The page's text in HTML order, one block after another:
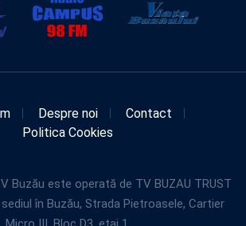
Despre noi
Contact
Politica Cookies
Buzău este operată de TV BUZAU TRUST
sediul în Buzău, Strada Pietroasele, Cartier